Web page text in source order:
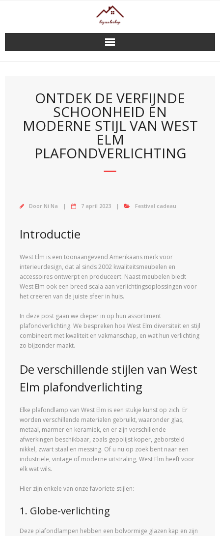
ONTDEK DE VERFIJNDE
SCHOONHEID EN
MODERNE STIJL VAN WEST
ELM
PLAFONDVERLICHTING
Door Ni Na 7 april 2023 Festival cadeau
Introductie
West Elm is een toonaangevend Amerikaans merk voor
interieurdesign, dat al sinds 2002 kwaliteitsmeubelen en
accessoires ontwerpt en produceert. Naast meubelen biedt
West Elm ook een breed scala aan verlichtingsoplossingen voor
het creëren van de juiste sfeer in huis.
In deze post gaan we dieper in op hun assortiment
plafondverlichting. We bespreken hoe West Elm diversiteit en stijl
combineert met kwaliteit en vakmanschap, en wat hun verlichting
zo bijzonder maakt.
De verschillende stijlen van West
Elm plafondverlichting
Elke plafondlamp van West Elm is een stukje kunst op zich. Er
worden verschillende materialen gebruikt, waaronder glas,
metaal, marmer en keramiek, en er zijn verschillende
afwerkingen beschikbaar, zoals gepolijst koper, geborsteld
nikkel, zwart staal en messing. Of u nu op zoek bent naar een
industriële, vintage of moderne uitstraling, West Elm heeft voor
elk wat wils.
Hier zijn enkele van onze favoriete stijlen:
1. Globe-verlichting
Deze plafondlampen hebben een bolvormige glazen kap en zijn